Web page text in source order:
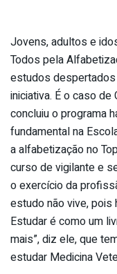
Jovens, adultos e
Todos pela
estudos
iniciativa. É o caso de
concluiu o programa
fundamental na
a alfabetização no
curso de vigilante e
o exercício da
estudo não vive,
Estudar é como um
mais”, diz ele, que
estudar Medicina